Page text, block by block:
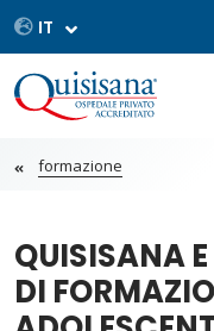
formazione
QUISISANA
DI